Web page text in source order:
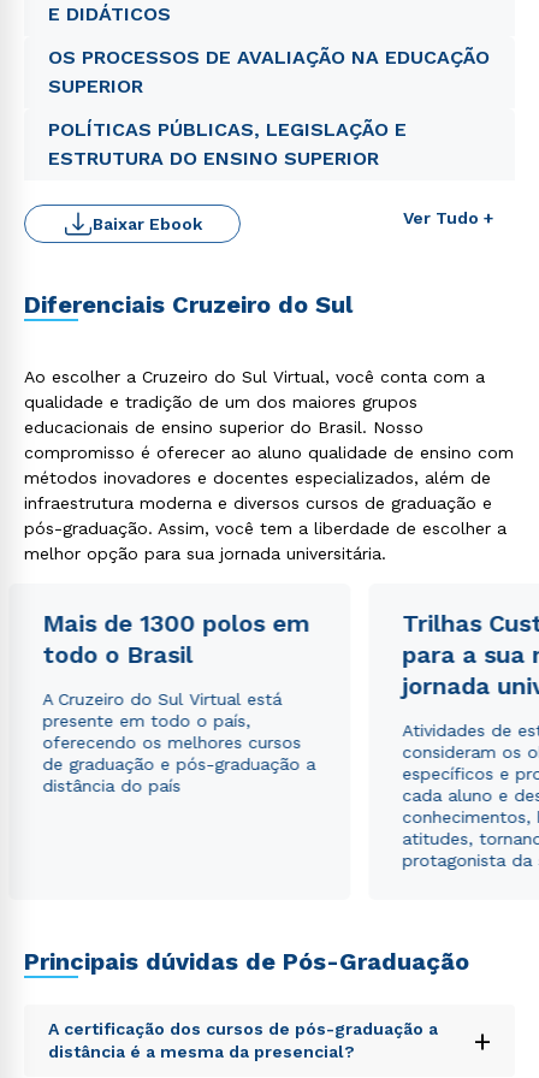
E DIDÁTICOS
OS PROCESSOS DE AVALIAÇÃO NA EDUCAÇÃO
SUPERIOR
POLÍTICAS PÚBLICAS, LEGISLAÇÃO E
ESTRUTURA DO ENSINO SUPERIOR
Ver Tudo +
Baixar Ebook
Diferenciais Cruzeiro do Sul
Ao escolher a Cruzeiro do Sul Virtual, você conta com a
qualidade e tradição de um dos maiores grupos
educacionais de ensino superior do Brasil. Nosso
compromisso é oferecer ao aluno qualidade de ensino com
métodos inovadores e docentes especializados, além de
infraestrutura moderna e diversos cursos de graduação e
pós-graduação. Assim, você tem a liberdade de escolher a
melhor opção para sua jornada universitária.
Mais de 1300 polos em
todo o Brasil
A Cruzeiro do Sul Virtual está
presente em todo o país,
oferecendo os melhores cursos
de graduação e pós-graduação a
distância do país
Trilhas
para a sua
jornada
Atividades de
consideram os
específicos e
cada aluno e
conhecimentos,
atitudes,
protagonista da
Principais dúvidas de Pós-Graduação
A certificação dos cursos de pós-graduação a
distância é a mesma da presencial?
+
Rápido e fácil
WhatsApp
ou
Estou de acordo com a
autorizo que meus dados sejam utilizados para o